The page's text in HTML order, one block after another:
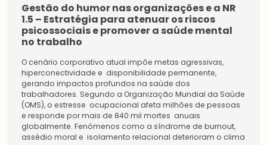
Gestão do humor nas organizações e a NR
1.5 – Estratégia para atenuar os riscos
psicossociais e promover a saúde mental
no trabalho
O cenário corporativo atual impõe metas agressivas,
hiperconectividade e disponibilidade permanente,
gerando impactos profundos na saúde dos
trabalhadores. Segundo a Organização Mundial da Saúde
(OMS), o estresse ocupacional afeta milhões de pessoas
e responde por mais de 840 mil mortes anuais
globalmente. Fenômenos como a síndrome de burnout,
assédio moral e isolamento relacional deterioram o clima